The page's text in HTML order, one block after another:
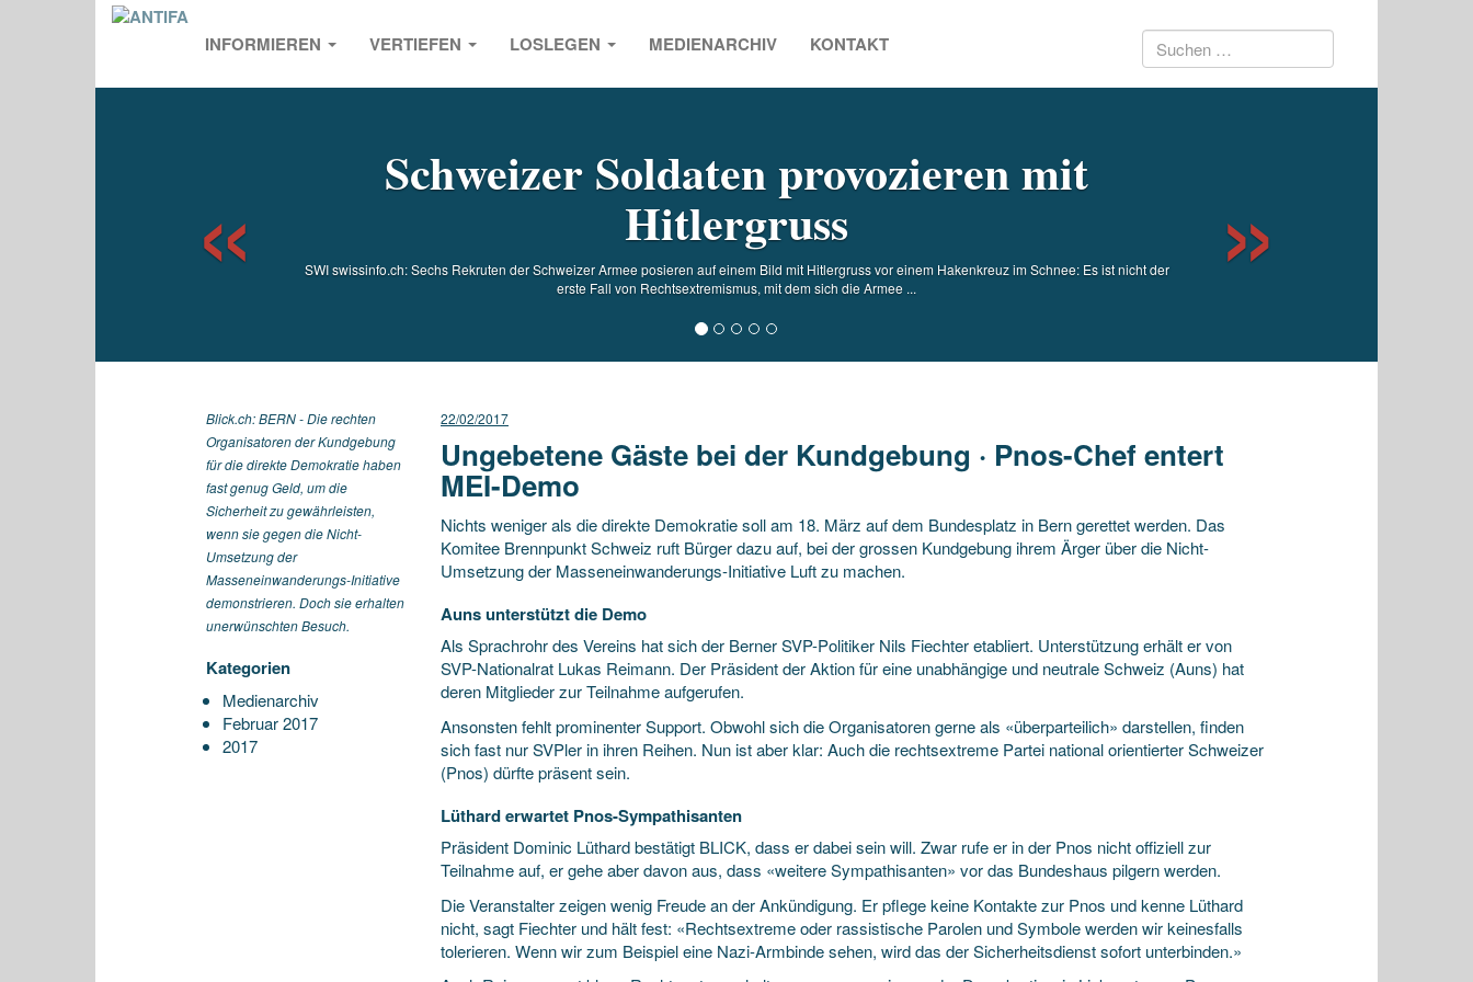
INFORMIEREN VERTIEFEN LOSLEGEN MEDIENARCHIV KONTAKT Suchen
Schweizer Soldaten provozieren mit
Hitlergruss
SWI swissinfo.ch: Sechs Rekruten der Schweizer Armee posieren auf einem Bild mit Hitlergruss vor einem Hakenkreuz im Schnee: Es ist nicht der
erste Fall von Rechtsextremismus, mit dem sich die Armee ...
Previous
Blick.ch: BERN - Die rechten
Organisatoren der Kundgebung
für die direkte Demokratie haben
fast genug Geld, um die
Sicherheit zu gewährleisten,
wenn sie gegen die Nicht-
Umsetzung der
Masseneinwanderungs-Initiative
demonstrieren. Doch sie erhalten
unerwünschten Besuch.
Kategorien
Medienarchiv
Februar 2017
2017
22/02/2017
Ungebetene Gäste bei der Kundgebung · Pnos-Chef entert
MEI-Demo
Nichts weniger als die direkte Demokratie soll am 18. März auf dem Bundesplatz in Bern gerettet werden. Das
Komitee Brennpunkt Schweiz ruft Bürger dazu auf, bei der grossen Kundgebung ihrem Ärger über die Nicht-
Umsetzung der Masseneinwanderungs-Initiative Luft zu machen.
Auns unterstützt die Demo
Als Sprachrohr des Vereins hat sich der Berner SVP-Politiker Nils Fiechter etabliert. Unterstützung erhält er von
SVP-Nationalrat Lukas Reimann. Der Präsident der Aktion für eine unabhängige und neutrale Schweiz (Auns) hat
deren Mitglieder zur Teilnahme aufgerufen.
Ansonsten fehlt prominenter Support. Obwohl sich die Organisatoren gerne als «überparteilich» darstellen, finden
sich fast nur SVPler in ihren Reihen. Nun ist aber klar: Auch die rechtsextreme Partei national orientierter Schweizer
(Pnos) dürfte präsent sein.
Lüthard erwartet Pnos-Sympathisanten
Präsident Dominic Lüthard bestätigt BLICK, dass er dabei sein will. Zwar rufe er in der Pnos nicht offiziell zur
Teilnahme auf, er gehe aber davon aus, dass «weitere Sympathisanten» vor das Bundeshaus pilgern werden.
Die Veranstalter zeigen wenig Freude an der Ankündigung. Er pflege keine Kontakte zur Pnos und kenne Lüthard
nicht, sagt Fiechter und hält fest: «Rechtsextreme oder rassistische Parolen und Symbole werden wir keinesfalls
tolerieren. Wenn wir zum Beispiel eine Nazi-Armbinde sehen, wird das der Sicherheitsdienst sofort unterbinden.»